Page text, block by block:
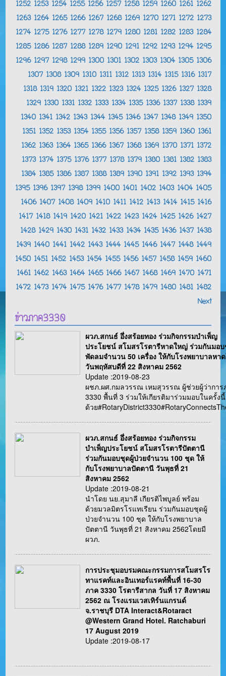
1252 1253 1254 1255 1256 1257 1258 1259 1260 1261 1262
1263 1264 1265 1266 1267 1268 1269 1270 1271 1272 1273
1274 1275 1276 1277 1278 1279 1280 1281 1282 1283 1284
1285 1286 1287 1288 1289 1290 1291 1292 1293 1294 1295
1296 1297 1298 1299 1300 1301 1302 1303 1304 1305 1306
1307 1308 1309 1310 1311 1312 1313 1314 1315 1316 1317
1318 1319 1320 1321 1322 1323 1324 1325 1326 1327 1328
1329 1330 1331 1332 1333 1334 1335 1336 1337 1338 1339
1340 1341 1342 1343 1344 1345 1346 1347 1348 1349 1350
1351 1352 1353 1354 1355 1356 1357 1358 1359 1360 1361
1362 1363 1364 1365 1366 1367 1368 1369 1370 1371 1372
1373 1374 1375 1376 1377 1378 1379 1380 1381 1382 1383
1384 1385 1386 1387 1388 1389 1390 1391 1392 1393 1394
1395 1396 1397 1398 1399 1400 1401 1402 1403 1404 1405
1406 1407 1408 1409 1410 1411 1412 1413 1414 1415 1416
1417 1418 1419 1420 1421 1422 1423 1424 1425 1426 1427
1428 1429 1430 1431 1432 1433 1434 1435 1436 1437 1438
1439 1440 1441 1442 1443 1444 1445 1446 1447 1448 1449
1450 1451 1452 1453 1454 1455 1456 1457 1458 1459 1460
1461 1462 1463 1464 1465 1466 1467 1468 1469 1470 1471
1472 1473 1474 1475 1476 1477 1478 1479 1480 1481 1482
Next
ข่าวภาค3330
ผวภ.สกนธ์ อึ่งสร้อยทอง ร่วมกิจกรรมบำเพ็ญ
ประโยชน์ สโมสรโรตารีหาดใหญ่ ร่วมกันมอ
พัดลมจำนวน 50 เครื่อง ให้กับโรงพยาบาลหา
วันพฤหัสบดีที่ 22 สิงหาคม 2562
Update :2019-08-23
ผชภ.ผศ.กมลวรรณ เหมสุวรรณ ผู้ช่วยผู้ว่าการ
3330 พื้นที่ 3 ร่วมให้เกียรติมาร่วมมอบในครั้งนี้
ด้วย
ผวภ.สกนธ์ อึ่งสร้อยทอง ร่วมกิจกรรม
บำเพ็ญประโยชน์ สโมสรโรตารีปัตตานี
ร่วมกันมอบชุดผู้ป่วยจำนวน 100 ชุด ให้
กับโรงพยาบาลปัตตานี วันพุธที่ 21
สิงหาคม 2562
Update :2019-08-21
นำโดย นย.สุมาลี เกียรติไพบูลย์ พร้อม
ด้วยมวลมิตรโรแทเรียน ร่วมกันมอบชุดผู้
ป่วยจำนวน 100 ชุด ให้กับโรงพยาบาล
ปัตตานี วันพุธที่ 21 สิงหาคม 2562โดยมี
ผวภ.
การประชุมอบรมคณะกรรมการสโมสรโร
ทาแรคท์และอินเทอร์แรคท์พื้นที่ 16-30
ภาค 3330 โรตารีสากล วันที่ 17 สิงหาคม
2562 ณ โรงแรมเวสเทิร์นแกรนด์
จ.ราชบุรี DTA Interact&Rotaract
@Western Grand Hotel. Ratchaburi
17 August 2019
Update :2019-08-17